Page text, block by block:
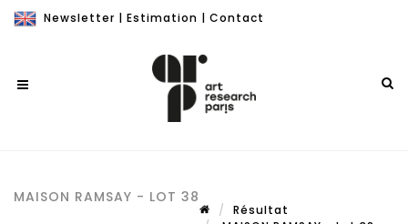
Newsletter | Estimation | Contact
MAISON RAMSAY - LOT 38
Résultat